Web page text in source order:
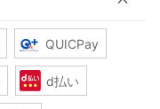
QUICPay
d払い